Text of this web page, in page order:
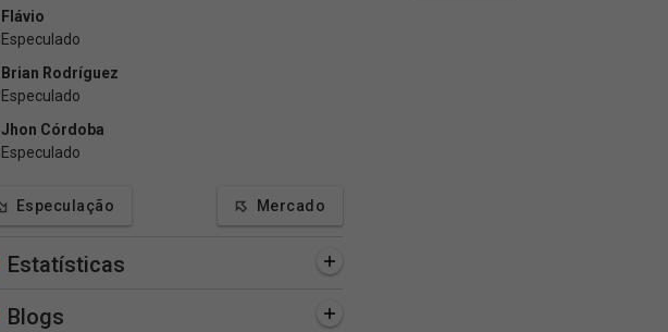
Flávio
Especulado
Brian Rodríguez
Especulado
Jhon Córdoba
Especulado
Especulação Mercado
Estatísticas
Blogs